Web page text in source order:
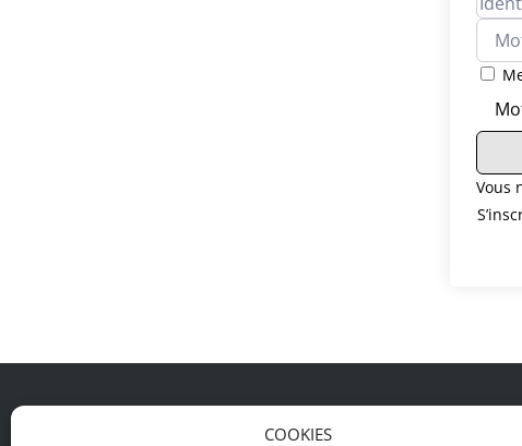
COOKIES
Vous
© DJ NETWORK • École de DJ et de production